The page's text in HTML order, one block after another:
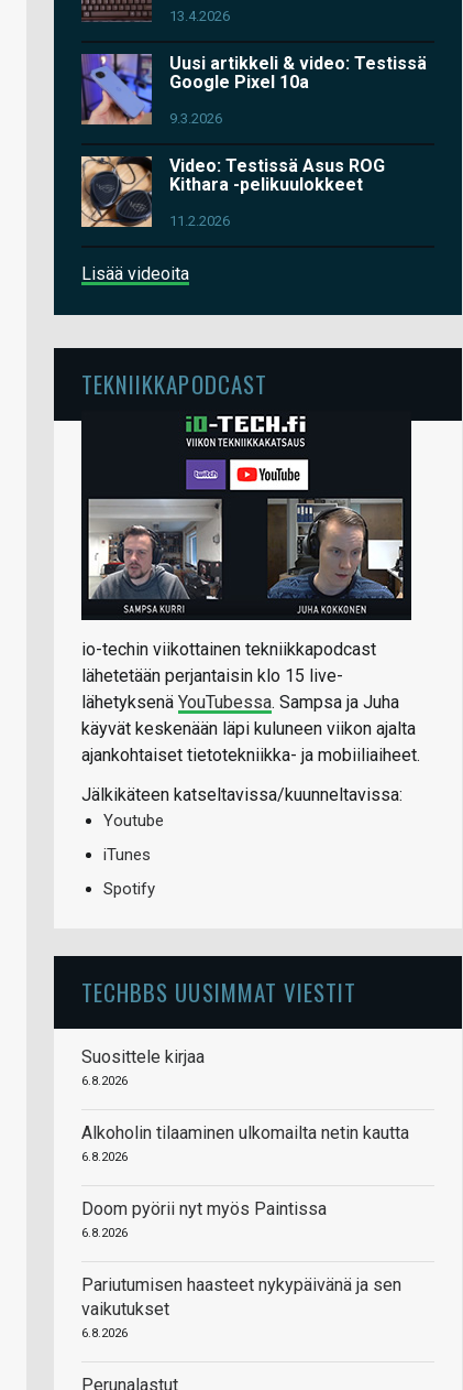
13.4.2026
Uusi artikkeli & video: Testissä
Google Pixel 10a
9.3.2026
Video: Testissä Asus ROG
Kithara -pelikuulokkeet
11.2.2026
Lisää videoita
TEKNIIKKAPODCAST
io-techin viikottainen tekniikkapodcast
lähetetään perjantaisin klo 15 live-
lähetyksenä YouTubessa. Sampsa ja Juha
käyvät keskenään läpi kuluneen viikon ajalta
ajankohtaiset tietotekniikka- ja mobiiliaiheet.
Jälkikäteen katseltavissa/kuunneltavissa:
Youtube
iTunes
Spotify
TECHBBS UUSIMMAT VIESTIT
Suosittele kirjaa
6.8.2026
Alkoholin tilaaminen ulkomailta netin kautta
6.8.2026
Doom pyörii nyt myös Paintissa
6.8.2026
Pariutumisen haasteet nykypäivänä ja sen
vaikutukset
6.8.2026
Perunalastut